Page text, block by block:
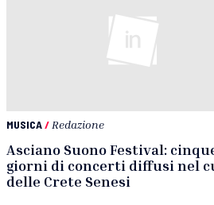
MUSICA/ Redazione
Asciano Suono Festival:
giorni di concerti diffusi nel
delle Crete Senesi